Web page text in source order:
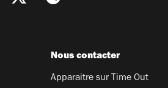
Nous contacter
Apparaitre sur Time Out